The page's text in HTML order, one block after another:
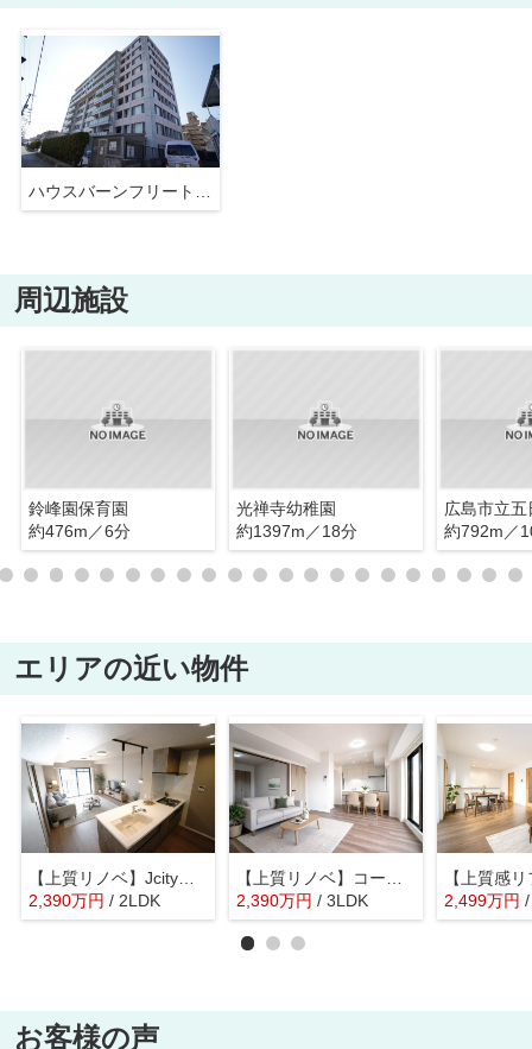
周辺施設
鈴峰園保育園
約476m／6分
光禅寺幼稚園
約1397m／18分
約792m／
エリアの近い物件
【上質リノベ】Jcity五日市アベニュー
2,390万円 / 2LDK
2,390万円 / 3LDK 2,499万円
お客様の声